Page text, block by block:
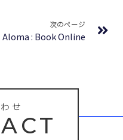
次のページ
Aloma : Book Online
せ